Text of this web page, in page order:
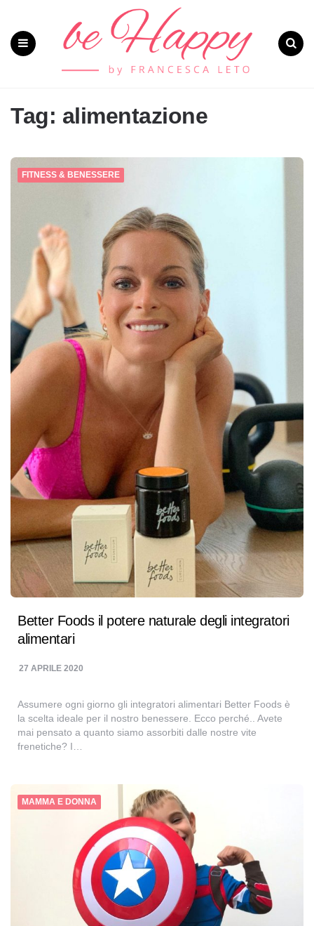
Tag: alimentazione
FITNESS & BENESSERE
Better Foods il potere naturale degli integratori
alimentari
27 APRILE 2020
Assumere ogni giorno gli integratori alimentari Better Foods è
la scelta ideale per il nostro benessere. Ecco perché.. Avete
mai pensato a quanto siamo assorbiti dalle nostre vite
frenetiche? I…
MAMMA E DONNA